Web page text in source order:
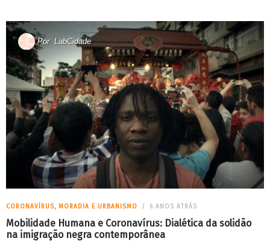
Por LabCidade
CORONAVÍRUS, MORADIA E URBANISMO 6 ANOS ATRÁS
Mobilidade Humana e Coronavírus: Dialética da solidão
na imigração negra contemporânea